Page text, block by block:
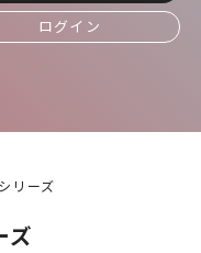
ログイン
リーズ
ズ